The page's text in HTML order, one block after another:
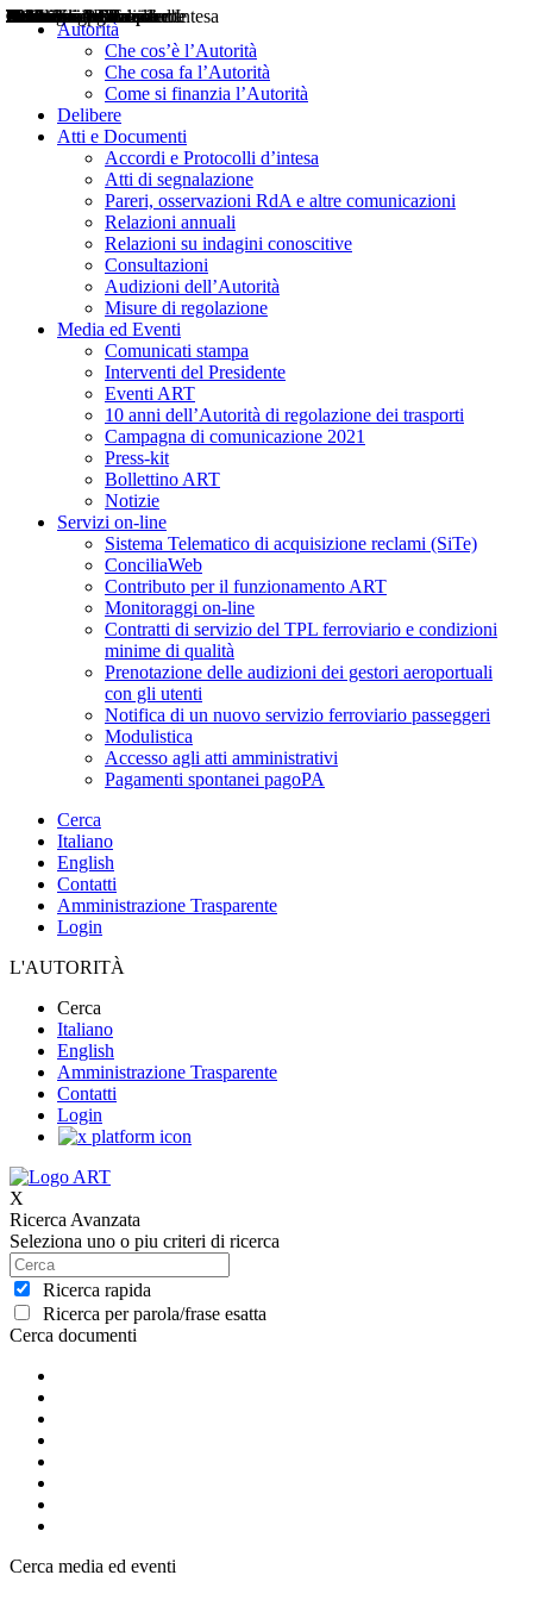
Autorità
Che cos’è l’Autorità
Che cosa fa l’Autorità
Come si finanzia l’Autorità
Delibere
Atti e Documenti
Accordi e Protocolli d’intesa
Atti di segnalazione
Pareri, osservazioni RdA e altre comunicazioni
Relazioni annuali
Relazioni su indagini conoscitive
Consultazioni
Audizioni dell’Autorità
Misure di regolazione
Media ed Eventi
Comunicati stampa
Interventi del Presidente
Eventi ART
10 anni dell’Autorità di regolazione dei trasporti
Campagna di comunicazione 2021
Press-kit
Bollettino ART
Notizie
Servizi on-line
Sistema Telematico di acquisizione reclami (SiTe)
ConciliaWeb
Contributo per il funzionamento ART
Monitoraggi on-line
Contratti di servizio del TPL ferroviario e condizioni
minime di qualità
Prenotazione delle audizioni dei gestori aeroportuali
con gli utenti
Notifica di un nuovo servizio ferroviario passeggeri
Modulistica
Accesso agli atti amministrativi
Pagamenti spontanei pagoPA
Cerca
Italiano
English
Contatti
Amministrazione Trasparente
Login
L'AUTORITÀ
Cerca
Italiano
English
Amministrazione Trasparente
Contatti
Login
X
Ricerca Avanzata
Seleziona uno o piu criteri di ricerca
Ricerca rapida
Ricerca per parola/frase esatta
Cerca documenti
Delibere
Pareri
Consultazioni
Audizioni
Atti di Segnalazione
Accordi e Protocolli d'Intesa
Relazioni annuali
Misure di regolazione
Cerca media ed eventi
Notizie
Comunicati Stampa
Bollettini ART
Convegni ART
Interviste del Presidente
Articoli in primo piano
Interventi del Presidente
2004
2005
2010
2013
2014
2015
2016
2017
2018
2019
202
2020
2021
2022
2023
2024
2025
2026
Aereo
Marittimo
Terrestre